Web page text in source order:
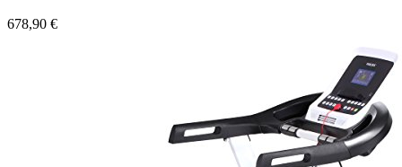
678,90 €